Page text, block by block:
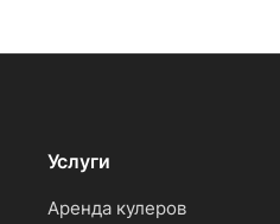
Услуги
Аренда кулеров